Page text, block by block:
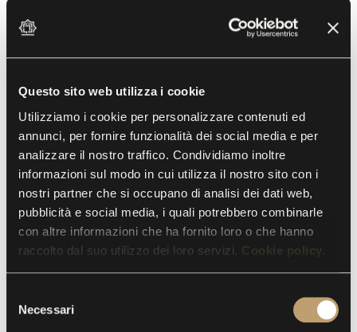
Questo sito web utilizza i cookie
Utilizziamo i cookie per personalizzare contenuti ed
annunci, per fornire funzionalità dei social media e per
analizzare il nostro traffico. Condividiamo inoltre
informazioni sul modo in cui utilizza il nostro sito con i
nostri partner che si occupano di analisi dei dati web,
pubblicità e social media, i quali potrebbero combinarle
con altre informazioni che ha fornito loro o che hanno
raccolto dal suo utilizzo dei loro servizi. Cookie policy.
Necessari
Busto di Papa Clemente X Altieri